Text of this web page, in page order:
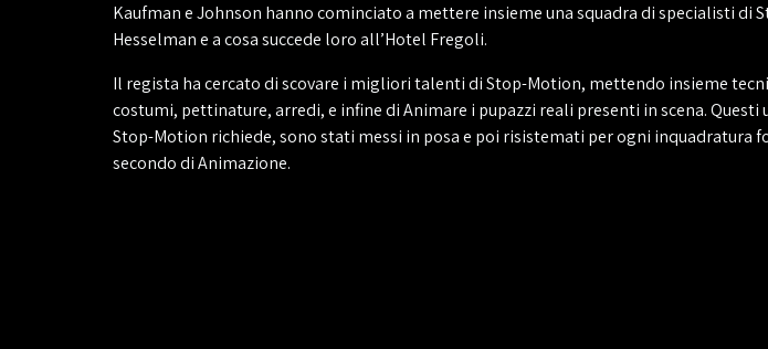
Kaufman e Johnson hanno cominciato a mettere insieme una squadra di specialisti
Hesselman e a cosa succede loro all’Hotel Fregoli.
Il regista ha cercato di scovare i migliori talenti di Stop-Motion, mettendo insieme
costumi, pettinature, arredi, e infine di Animare i pupazzi reali presenti in scena.
Stop-Motion richiede, sono stati messi in posa e poi risistemati per ogni inquadratura
secondo di Animazione.